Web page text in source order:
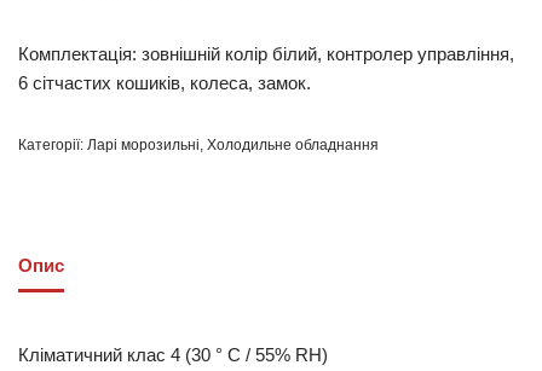
Комплектація: зовнішній колір білий, контролер управління,
6 сітчастих кошиків, колеса, замок.
Категорії: Ларі морозильні, Холодильне обладнання
Опис
Кліматичний клас 4 (30 ° C / 55% RH)